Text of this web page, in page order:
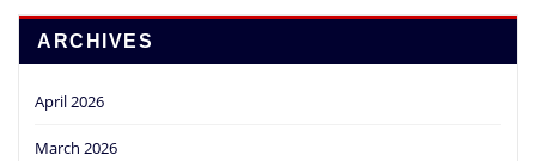
ARCHIVES
April 2026
March 2026